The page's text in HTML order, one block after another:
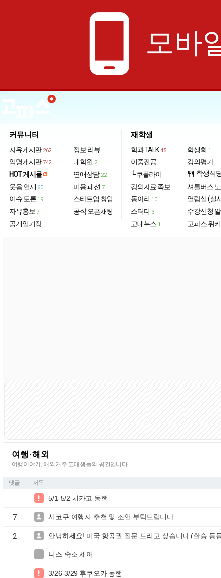
phone_android 모바
커뮤니티
자유게시판 262
익명게시판 742
HOT 게시물
웃음·연재 60
이슈·토론 19
자유홍보 7
공개일기장
정보·리뷰
대학원 2
연애상담 22
미용·패션 7
스타트업·창업
공식 오픈채팅
재학생
학과 TALK 45
이중전공
└ 쿠플라이
강의자료·족보
동아리 10
스터디 3
고대뉴스 1
학생회 1
강의평가
restaurant 학생식
셔틀버스
열람실 (실
수강신청
고파스 위키
여행·해외
여행이야기, 해외거주 고대생들의 공간입니다.
댓글 제목
 5/1-5/2 시카고 동행
7  시코쿠 여행지 추천 및 조언 부탁드립니다.
2  안녕하세요! 미국 항공권 질문 드리고 싶습니다 (환승 등
니스 숙소 셰어
 3/26-3/29 후쿠오카 동행